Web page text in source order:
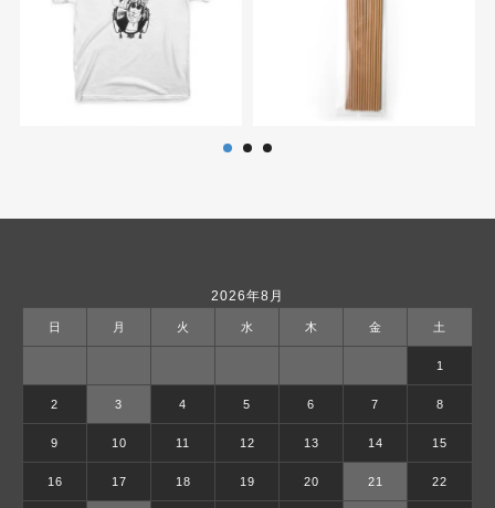
2026年8月
日 月 火 水 木 金 土
1
2 3 4 5 6 7 8
9 10 11 12 13 14 15
16 17 18 19 20 21 22